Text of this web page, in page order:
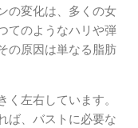
の変化は、多くの女
てのようなハリや弾
の原因は単なる脂肪
左右しています。
ば、バストに必要な